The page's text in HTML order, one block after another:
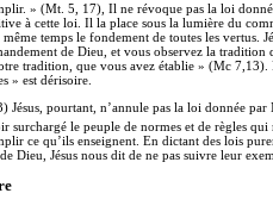
» (Mt. 5, 17), Il ne révoque pas la loi
à cette loi. Il la place sous la lumière du
même temps le fondement de toutes les vertus.
de Dieu, et vous observez la
tradition, que vous avez établie » (Mc 7,13).
» est dérisoire.
Jésus, pourtant, n’annule pas la loi donnée
surchargé le peuple de normes et de règles
ce qu’ils enseignent. En dictant des lois
Dieu, Jésus nous dit de ne pas suivre leur